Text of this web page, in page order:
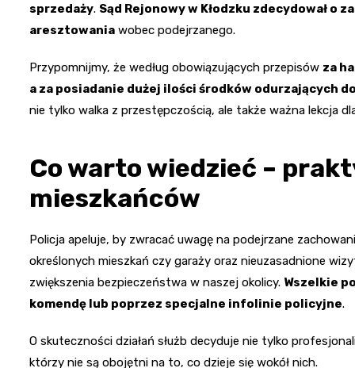
sprzedaży. Sąd Rejonowy w Kłodzku zdecydował
aresztowania wobec podejrzanego.
Przypomnijmy, że według obowiązujących przepisów za
a za posiadanie dużej ilości środków odurzających
nie tylko walka z przestępczością, ale także ważna lekcja
Co warto wiedzieć –
mieszkańców
Policja apeluje, by zwracać uwagę na podejrzane
określonych mieszkań czy garaży oraz nieuzasadnione
zwiększenia bezpieczeństwa w naszej okolicy. Wszelkie
komendę lub poprzez specjalne infolinie policyjne.
O skuteczności działań służb decyduje nie tylko
którzy nie są obojętni na to, co dzieje się wokół nich.